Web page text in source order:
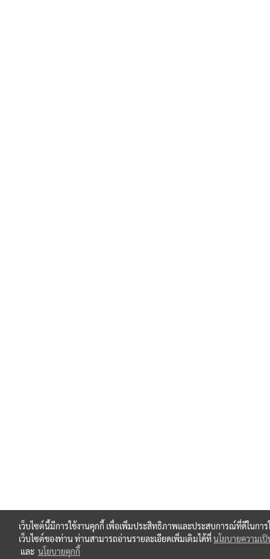
เว็บไซต์นี้มีการใช้งานคุกกี้ เพื่อเพิ่มประสิทธิภาพและประสบการณ์ที่ดีในการ
เว็บไซต์ของท่าน ท่านสามารถอ่านรายละเอียดเพิ่มเติมได้ที่นโยบายความเ
และ นโยบายคุกกี้